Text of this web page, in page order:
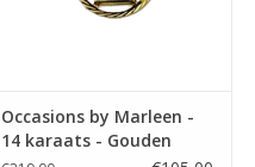
Occasions by Marleen -
14 karaats - Gouden